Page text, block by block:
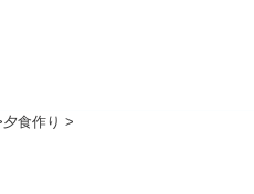
夕食作り >